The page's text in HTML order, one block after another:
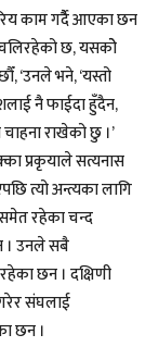
काम गर्दैै आएका छन
चलिरहेको छ, यसकोे
‘उनले भने, ‘यस्तो
नै फाईदा हुँदैन,
राखेको छु ।’
प्रकृयाले सत्यनास
त्यो अन्त्यका लागि
समेत रहेका चन्द
। उनले सबै
छन । दक्षिणी
संघलाई
छन ।